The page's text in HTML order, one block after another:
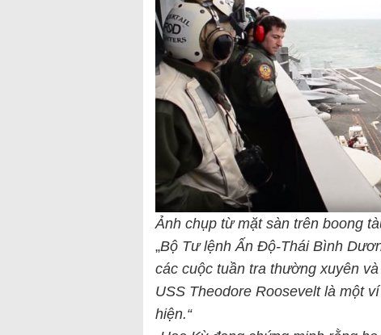
Ảnh chụp từ mặt sàn trên boong
„Bộ Tư lệnh Ấn Độ-Thái Bình
các cuộc tuần tra thường xuyên
USS Theodore Roosevelt là một
hiện.“